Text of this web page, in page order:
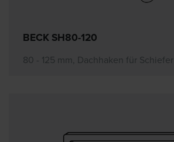
BECK SH80-120
80 - 125 mm, Dachhaken für Schiefer